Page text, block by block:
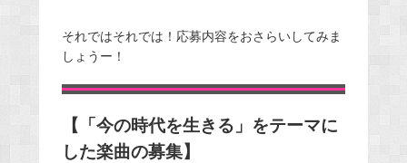
それではそれでは！応募内容をおさらいしてみま
しょうー！
【「今の時代を生きる」をテーマに
した楽曲の募集】